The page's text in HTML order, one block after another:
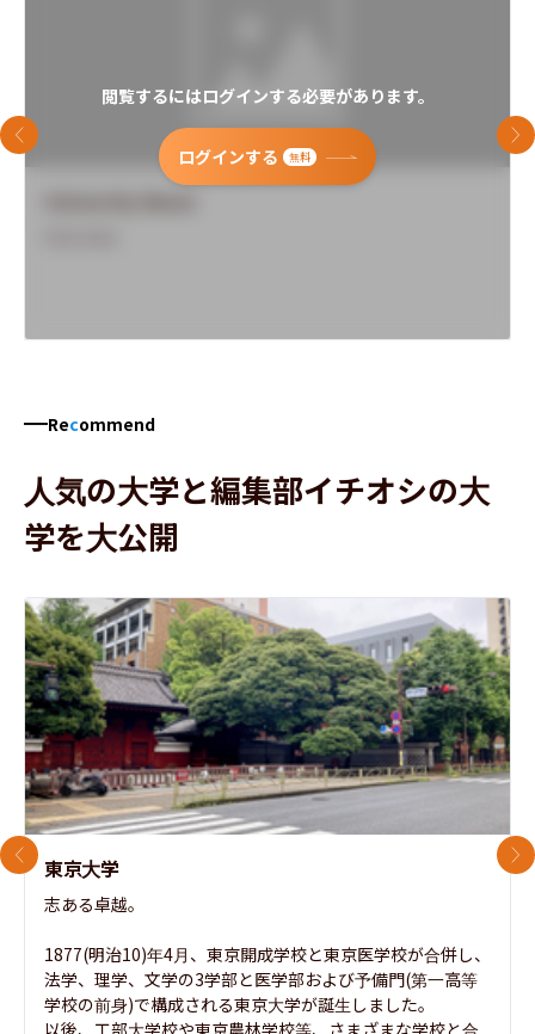
閲覧するにはログインする必要があります。
ログインする 無料
前のスライド 次
Recommend
人気の大学と編集部イチオシの大
学を大公開
東京大学
志ある卓越。
1877(明治10)年4月、東京開成学校と東京医学校が合併し、
法学、理学、文学の3学部と医学部および予備門(第一高等
学校の前身)で構成される東京大学が誕生しました。
以後、工部大学校や東京農林学校等、さまざまな学校と合
前のスライド 次